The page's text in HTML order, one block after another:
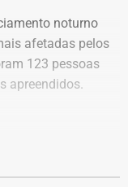
noturno
afetadas pelos
123 pessoas
apreendidos.